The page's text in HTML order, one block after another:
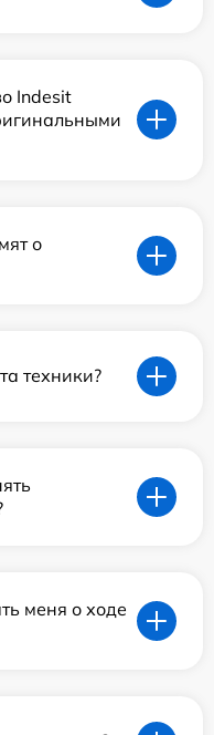
Indesit
о
техники?
меня о ходе